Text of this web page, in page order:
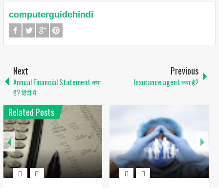
computerguidehindi
Next
Annual Financial Statement क्या
है? हिंदी में
Previous
Insurance agent क्या है?
Related Posts